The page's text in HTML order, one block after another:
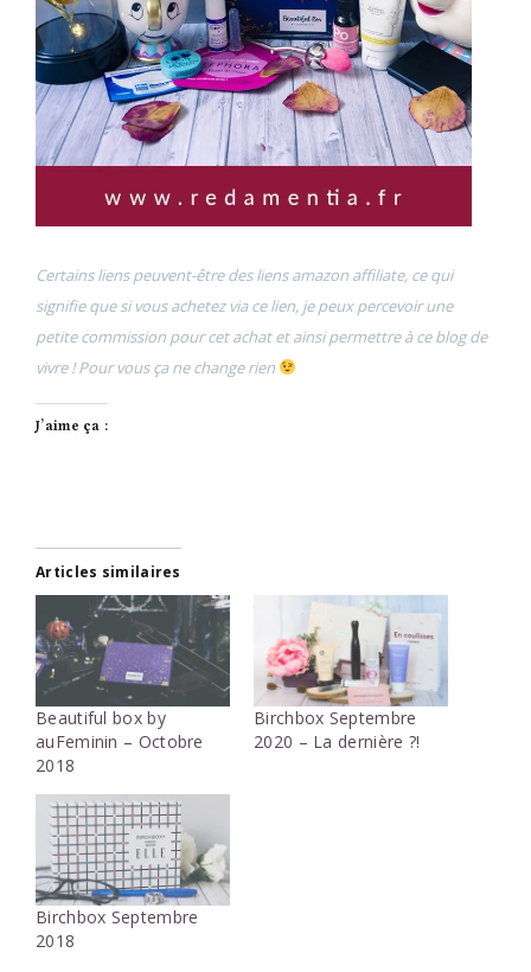
Certains liens peuvent-être des liens amazon affiliate, ce qui
signifie que si vous achetez via ce lien, je peux percevoir une
petite commission pour cet achat et ainsi permettre à ce blog de
vivre ! Pour vous ça ne change rien
J’aime ça :
Articles similaires
Beautiful box by
auFeminin – Octobre
2018
Birchbox Septembre
2020 – La dernière ?!
Birchbox Septembre
2018